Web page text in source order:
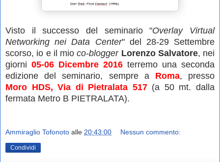
Visto il successo del seminario "Overlay Virtual
Networking nei Data Center" del 28-29 Settembre
scorso, io e il mio co-blogger Lorenzo Salvatore, nei
giorni 05-06 Dicembre 2016 terremo una seconda
edizione del seminario, sempre a Roma, presso
Moro HDS, Via di Pietralata 517(a 50 mt. dalla
fermata Metro B PIETRALATA).
Ammiraglio Tofonoto alle 20:43:00 Nessun commento:
Condividi